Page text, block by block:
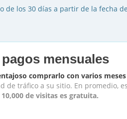
los 30 días a partir de la fecha
mensuales
comprarlo con varios
tráfico a su sitio. En promedio,
de visitas es gratuita.